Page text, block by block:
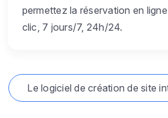
permettez la réservation en
clic, 7 jours/7, 24h/24.
Le logiciel de création de site